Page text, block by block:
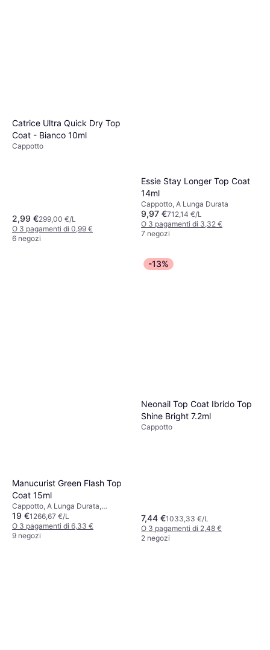
Catrice Ultra Quick Dry Top
Coat - Bianco 10ml
Cappotto
2,99 €299,00 €/L
O 3 pagamenti di 0,99 €
6 negozi
Essie Stay Longer Top Coat
14ml
Cappotto, A Lunga Durata
9,97 €712,14 €/L
O 3 pagamenti di 3,32 €
7 negozi
Manucurist Green Flash Top
Coat 15ml
Cappotto, A Lunga Durata,
Asciugatura Rapida
19 €1266,67 €/L
O 3 pagamenti di 6,33 €
9 negozi
-13%
Neonail Top Coat Ibrido Top
Shine Bright 7.2ml
Cappotto
7,44 €1033,33 €/L
O 3 pagamenti di 2,48 €
2 negozi